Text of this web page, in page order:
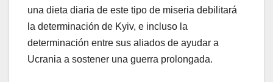
una dieta diaria de este tipo de miseria debilitará
la determinación de Kyiv, e incluso la
determinación entre sus aliados de ayudar a
Ucrania a sostener una guerra prolongada.